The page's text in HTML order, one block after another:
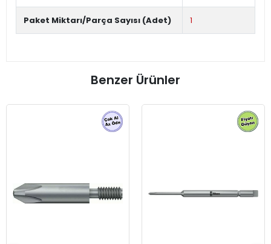
Paket Miktarı/Parça Sayısı (Adet) 1
Benzer Ürünler